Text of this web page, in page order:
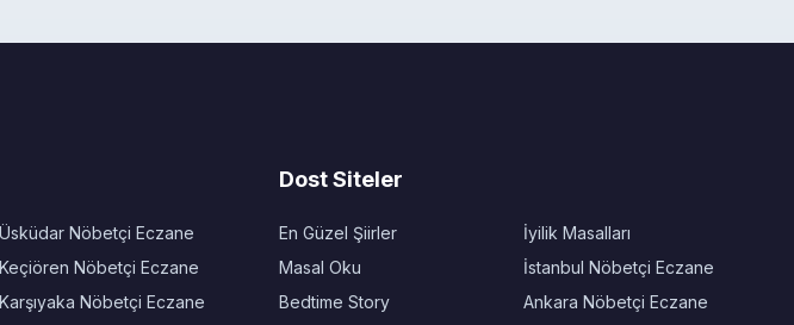
Üsküdar Nöbetçi Eczane
Keçiören Nöbetçi Eczane
Karşıyaka Nöbetçi Eczane
Dost Siteler
En Güzel Şiirler
Masal Oku
Bedtime Story
İyilik Masalları
İstanbul Nöbetçi Eczane
Ankara Nöbetçi Eczane